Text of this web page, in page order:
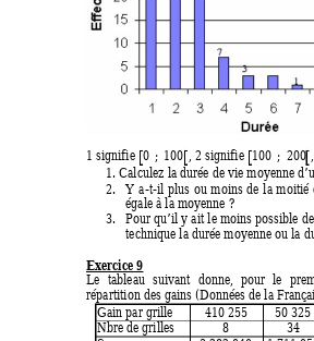
1 signifie 0 ; 100 , 2 signifie 100 ; 200
1. Calculez la durée de vie moyenne
2. Y a-t-il plus ou moins de la moitié
égale à la moyenne ?
3. Pour qu’il y ait le moins possible
technique la durée moyenne ou la
Exercice 9
Le tableau suivant donne, pour le
répartition des gains (Données de la
Gain par grille
410 255 50 325
Nbre de grilles
8 34